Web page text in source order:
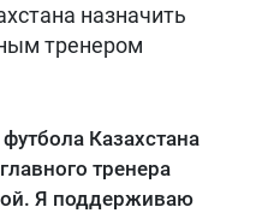
назначить
тренером
Казахстана
тренера
Я поддерживаю